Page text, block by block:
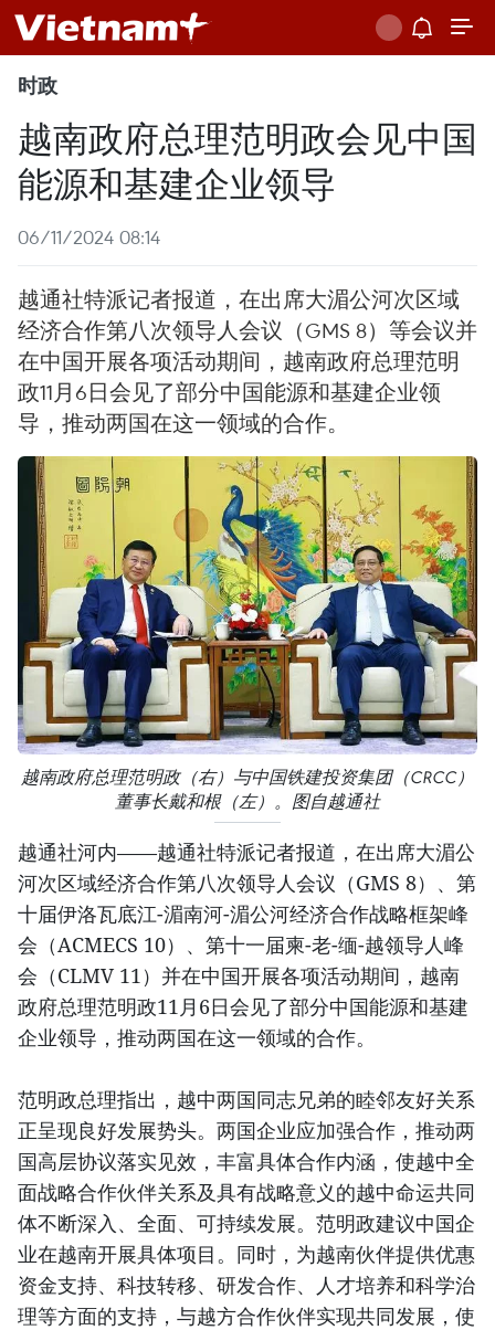
时政
越南政府总理范明政会见中国
能源和基建企业领导
06/11/2024 08:14
越通社特派记者报道，在出席大湄公河次区域
经济合作第八次领导人会议（GMS 8）等会议并
在中国开展各项活动期间，越南政府总理范明
政11月6日会见了部分中国能源和基建企业领
导，推动两国在这一领域的合作。
越南政府总理范明政（右）与中国铁建投资集团（CRCC）
董事长戴和根（左）。图自越通社
越通社河内——越通社特派记者报道，在出席大湄公
河次区域经济合作第八次领导人会议（GMS 8）、第
十届伊洛瓦底江-湄南河-湄公河经济合作战略框架峰
会（ACMECS 10）、第十一届柬-老-缅-越领导人峰
会（CLMV 11）并在中国开展各项活动期间，越南
政府总理范明政11月6日会见了部分中国能源和基建
企业领导，推动两国在这一领域的合作。
范明政总理指出，越中两国同志兄弟的睦邻友好关系
正呈现良好发展势头。两国企业应加强合作，推动两
国高层协议落实见效，丰富具体合作内涵，使越中全
面战略合作伙伴关系及具有战略意义的越中命运共同
体不断深入、全面、可持续发展。范明政建议中国企
业在越南开展具体项目。同时，为越南伙伴提供优惠
资金支持、科技转移、研发合作、人才培养和科学治
理等方面的支持，与越方合作伙伴实现共同发展，使